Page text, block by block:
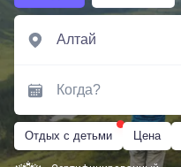
Отдых с детьми Цена